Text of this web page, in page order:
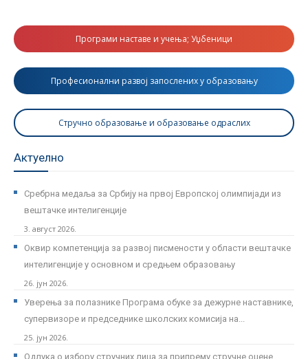
Програми наставе и учења; Уџбеници
Професионални развој запослених у образовању
Стручно образовање и образовање одраслих
Актуелно
Сребрна медаља за Србију на првој Европској олимпијади из
вештачке интелигенције
3. август 2026.
Оквир компетенција за развој писмености у области вештачке
интелигенције у основном и средњем образовању
26. јун 2026.
Уверења за полазнике Програмa обуке за дежурне наставнике,
супервизоре и председнике школских комисија на...
25. јун 2026.
Одлука о избору стручних лица за припрему стручне оцене